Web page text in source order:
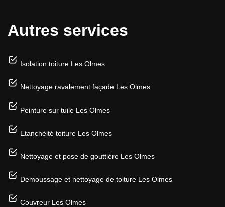
Autres services
Isolation toiture Les Olmes
Nettoyage ravalement façade Les Olmes
Peinture sur tuile Les Olmes
Etanchéité toiture Les Olmes
Nettoyage et pose de gouttière Les Olmes
Demoussage et nettoyage de toiture Les Olmes
Couvreur Les Olmes